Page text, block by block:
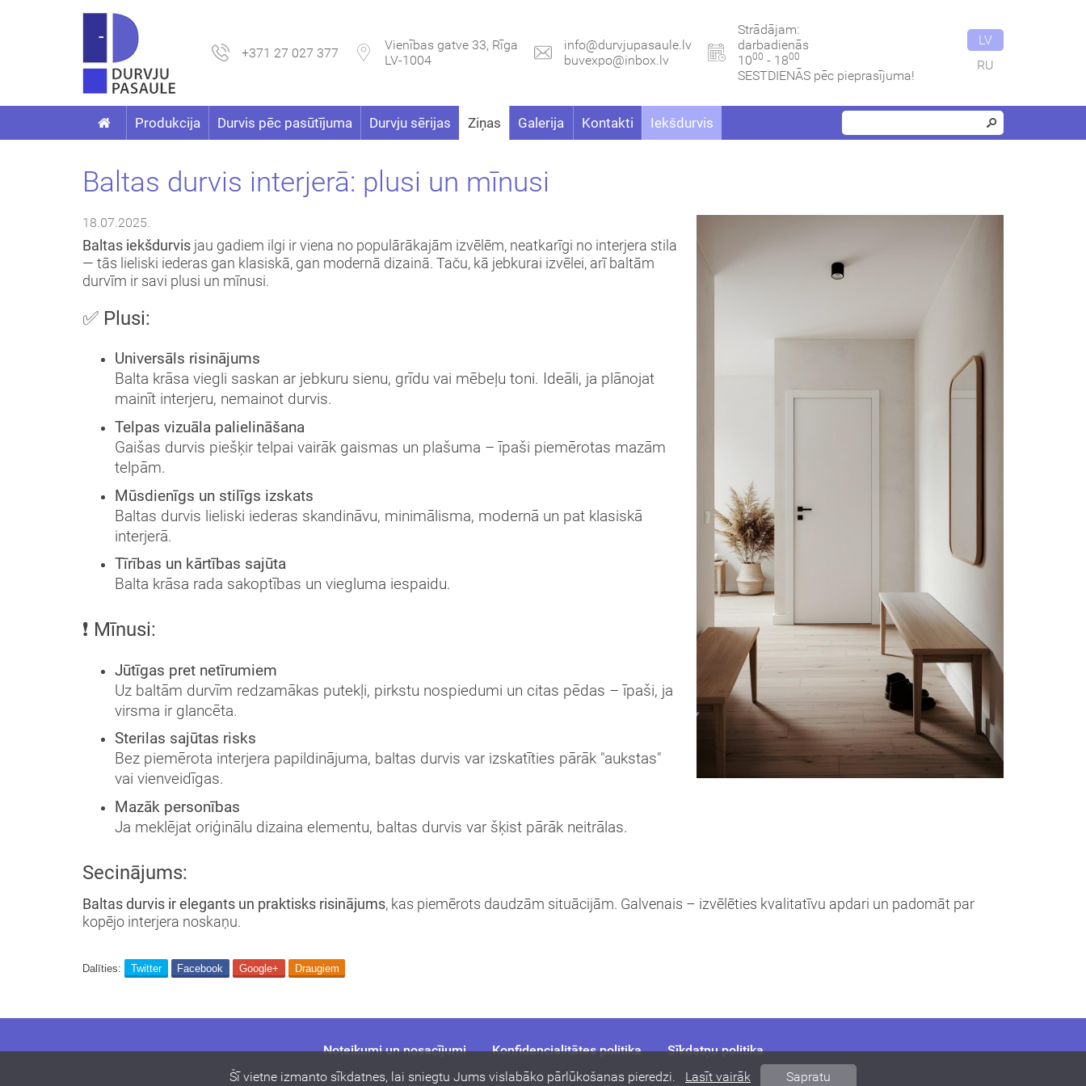
+371 27 027 377
Vienības gatve 33, Rīga
LV-1004
info@durvjupasaule.lv
buvexpo@inbox.lv
Strādājam:
darbadienās
1000 - 1800
SESTDIENĀS pēc pieprasījuma!
LV
RU
Produkcija Durvis pēc pasūtījuma Durvju sērijas Ziņas Galerija Kontakti Iekšdurvis
Baltas durvis interjerā: plusi un mīnusi
18.07.2025.
Baltas iekšdurvis jau gadiem ilgi ir viena no populārākajām izvēlēm, neatkarīgi no interjera stila
— tās lieliski iederas gan klasiskā, gan modernā dizainā. Taču, kā jebkurai izvēlei, arī baltām
durvīm ir savi plusi un mīnusi.
✅ Plusi:
Universāls risinājums
Balta krāsa viegli saskan ar jebkuru sienu, grīdu vai mēbeļu toni. Ideāli, ja plānojat
mainīt interjeru, nemainot durvis.
Telpas vizuāla palielināšana
Gaišas durvis piešķir telpai vairāk gaismas un plašuma – īpaši piemērotas mazām
telpām.
Mūsdienīgs un stilīgs izskats
Baltas durvis lieliski iederas skandināvu, minimālisma, modernā un pat klasiskā
interjerā.
Tīrības un kārtības sajūta
Balta krāsa rada sakoptības un viegluma iespaidu.
❗ Mīnusi:
Jūtīgas pret netīrumiem
Uz baltām durvīm redzamākas putekļi, pirkstu nospiedumi un citas pēdas – īpaši, ja
virsma ir glancēta.
Sterilas sajūtas risks
Bez piemērota interjera papildinājuma, baltas durvis var izskatīties pārāk "aukstas"
vai vienveidīgas.
Mazāk personības
Ja meklējat oriģinālu dizaina elementu, baltas durvis var šķist pārāk neitrālas.
Secinājums:
Baltas durvis ir elegants un praktisks risinājums, kas piemērots daudzām situācijām. Galvenais – izvēlēties kvalitatīvu apdari un padomāt par
kopējo interjera noskaņu.
Dalīties: Twitter Facebook Google+ Draugiem
Noteikumi un nosacījumi Konfidencialitātes politika Sīkdatņu politika
durvis
mājai
Šī vietne izmanto sīkdatnes, lai sniegtu Jums vislabāko pārlūkošanas pieredzi. Lasīt vairāk Sapratu